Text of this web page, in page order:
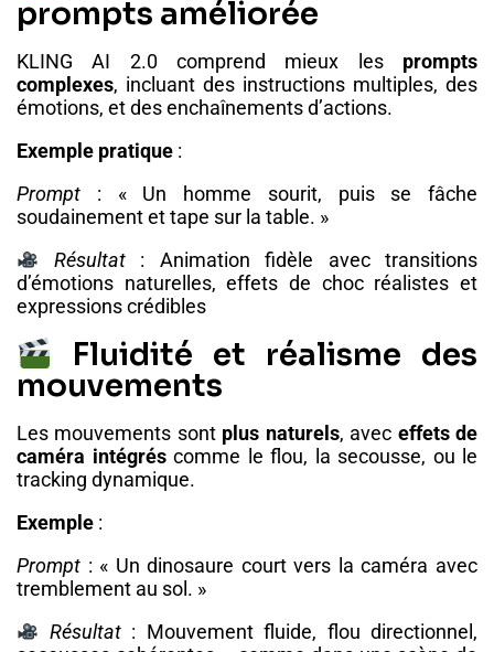
prompts améliorée
KLING AI 2.0 comprend mieux les prompts
complexes, incluant des instructions multiples, des
émotions, et des enchaînements d’actions.
Exemple pratique :
Prompt : « Un homme sourit, puis se fâche
soudainement et tape sur la table. »
Résultat: Animation fidèle avec transitions
d’émotions naturelles, effets de choc réalistes et
expressions crédibles
Fluidité et réalisme des
mouvements
Les mouvements sont plus naturels, avec effets de
caméra intégréscomme le flou, la secousse, ou le
tracking dynamique.
Exemple :
Prompt : « Un dinosaure court vers la caméra avec
tremblement au sol. »
Résultat: Mouvement fluide, flou directionnel,